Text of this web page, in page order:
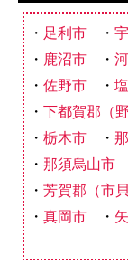
足利市
鹿沼市
佐野市
下都賀郡（
栃木市
那須烏山市
芳賀郡（市
真岡市